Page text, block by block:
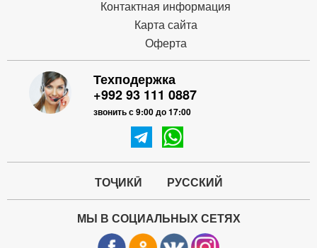
Контактная информация
Карта сайта
Оферта
Техподержка
+992 93 111 0887
звонить с 9:00 до 17:00
ТОҶИКӢ РУССКИЙ
МЫ В СОЦИАЛЬНЫХ СЕТЯХ